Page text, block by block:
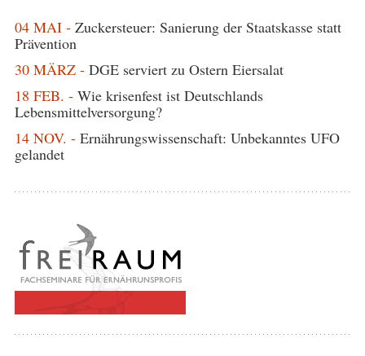
04 MAI - Zuckersteuer: Sanierung der Staatskasse statt
Prävention
30 MÄRZ - DGE serviert zu Ostern Eiersalat
18 FEB. - Wie krisenfest ist Deutschlands
Lebensmittelversorgung?
14 NOV. - Ernährungswissenschaft: Unbekanntes UFO
gelandet